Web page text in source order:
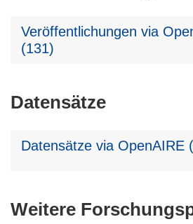
Veröffentlichungen via
(131)
Datensätze
Datensätze via OpenAIRE
Weitere